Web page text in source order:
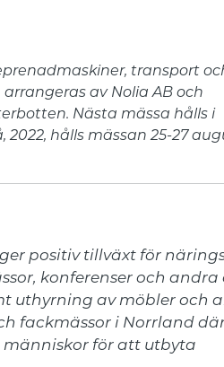
transport
av Nolia AB och
Nästa mässa hålls i
hålls mässan 25-27
positiv tillväxt för
konferenser och andra
uthyrning av möbler och
fackmässor i Norrland
människor för att utbyta